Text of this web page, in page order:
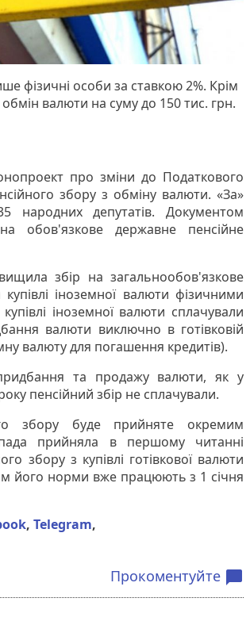
фізичні особи за ставкою 2%. Крім
валюти на суму до 150 тис. грн.
про зміни до Податкового
збору з обміну валюти. «За»
депутатів. Документом
обов'язкове державне пенсійне
збір на загальнообов'язкове
іноземної валюти фізичними
іноземної валюти сплачували
валюти виключно в готівковій
валюту для погашення кредитів).
та продажу валюти, як у
пенсійний збір не сплачували.
збору буде прийняте окремим
прийняла в першому читанні
збору з купівлі готівкової валюти
його норми вже працюють з 1 січня
,Telegram,
Прокоментуйте chat_bubble